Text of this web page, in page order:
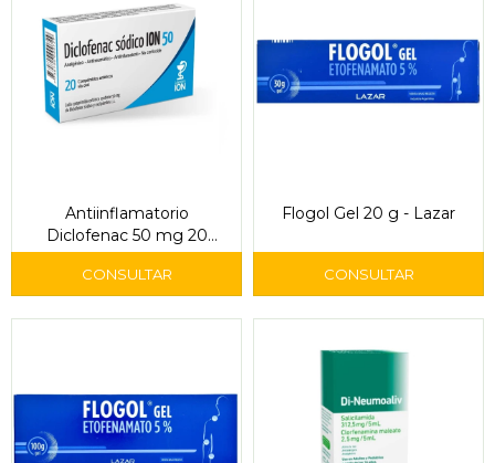
Antiinflamatorio
Diclofenac 50 mg 20
Comprimidos - Ion
Flogol Gel 20 g - Lazar